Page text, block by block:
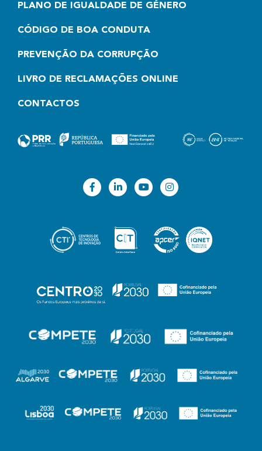
PLANO DE IGUALDADE DE GÉNERO
CÓDIGO DE BOA CONDUTA
PREVENÇÃO DA CORRUPÇÃO
LIVRO DE RECLAMAÇÕES ONLINE
CONTACTOS